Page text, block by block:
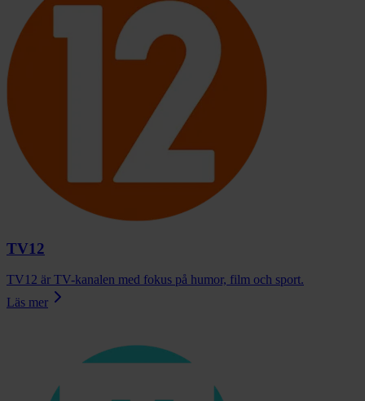
TV12
TV12 är TV-kanalen med fokus på humor, film och sport.
Läs mer